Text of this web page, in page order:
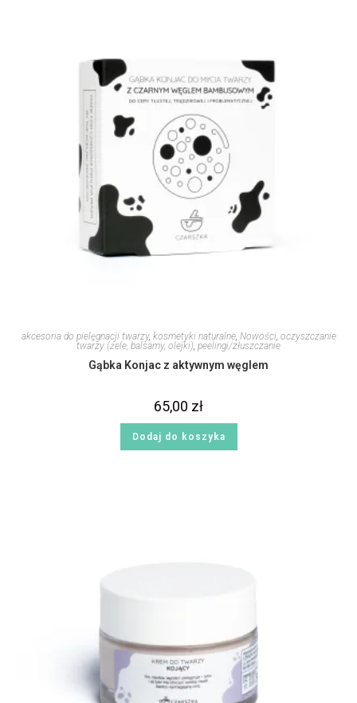
akcesoria do pielęgnacji twarzy, kosmetyki naturalne, Nowości, oczyszczanie
twarzy (żele, balsamy, olejki), peelingi/złuszczanie
Gąbka Konjac z aktywnym węglem
65,00 zł
Dodaj do koszyka